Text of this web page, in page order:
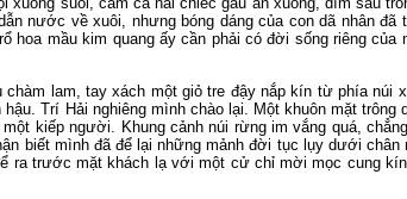
nước về xuôi, nhưng bóng dáng của con dã nhân
mầu kim quang ấy cần phải có đời sống riêng của
lam, tay xách một giỏ tre đậy nắp kín từ phía núi
Trí Hải nghiêng mình chào lại. Một khuôn mặt trông
kiếp người. Khung cảnh núi rừng im vắng quá,
biết mình đã để lại những mảnh đời tục lụy dưới
ra trước mặt khách lạ với một cử chỉ mời mọc cung